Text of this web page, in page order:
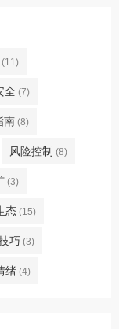
(11)
全 (7)
南 (8)
风险控制 (8)
(3)
态 (15)
巧 (3)
绪 (4)